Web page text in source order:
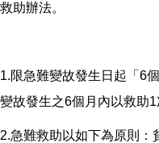
救助辦法。
1.限急難變故發生日起「6
變故發生之6個月內以救助1
2.急難救助以如下為原則：